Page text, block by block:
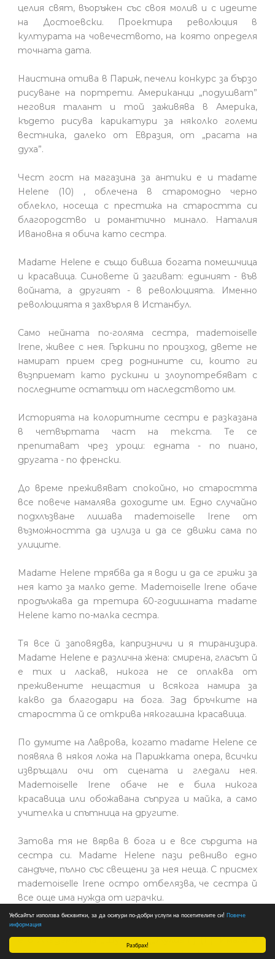
Разбрах!
Уебсайтът използва бисквитки, за да осигури по-добри услуги на посетителите си! Повече
информация
целия свят, въоръжен със своя молив и с идеите
на Достоевски. Проектира революция в
културата на човечеството, на която определя
точната дата.
Наистина отива в Париж, печели конкурс за бързо
рисуване на портрети. Американци „подушват”
неговия талант и той заживява в Америка,
където рисува карикатури за няколко големи
вестника, далеко от Евразия, от „расата на
духа”.
Чест гост на магазина за антики е и madame
Helеne (10) , облечена в старомодно черно
облекло, носеща с престижа на старостта си
благородство и романтично минало. Наталия
Ивановна я обича като сестра.
Madame Helеne е също бивша богата помешчица
и красавица. Синовете й загиват: единият - във
войната, а другият - в революцията. Именно
революцията я захвърля в Истанбул.
Само нейната по-голяма сестра, mademoiselle
Irеne, живее с нея. Гъркини по произход, двете не
намират прием сред роднините си, които ги
възприемат като рускини и злоупотребяват с
последните остатъци от наследството им.
Историята на колоритните сестри е разказана
в четвъртата част на текста. Те се
препитават чрез уроци: едната - по пиано,
другата - по френски.
До време преживяват спокойно, но старостта
все повече намалява доходите им. Едно случайно
подхлъзване лишава mademoiselle Irеne от
възможността да излиза и да се движи сама по
улиците.
Madame Helеne трябва да я води и да се грижи за
нея като за малко дете. Mademoiselle Irеne обаче
продължава да третира 60-годишната madame
Helеne като по-малка сестра.
Тя все й заповядва, капризничи и я тиранизира.
Madame Helеne е различна жена: смирена, гласът й
е тих и ласкав, никога не се оплаква от
преживените нещастия и всякога намира за
какво да благодари на бога. Зад бръчките на
старостта й се открива някогашна красавица.
По думите на Лаврова, когато madame Helеne се
появяла в някоя ложа на Парижката опера, всички
извръщали очи от сцената и гледали нея.
Mademoiselle Irеne обаче не е била никога
красавица или обожавана съпруга и майка, а само
учителка и спътница на другите.
Затова тя не вярва в бога и е все сърдита на
сестра си. Madame Helеne пази ревниво едно
сандъче, пълно със свещени за нея неща. С присмех
mademoiselle Irеne остро отбелязва, че сестра й
все още има нужда от играчки.
Madame Helеne е живяла на младини в Париж, учила
е в Академията „Шулиен” („Жулиан”) (11). Имала е
свое ателие, общувала е с художника Каролюис